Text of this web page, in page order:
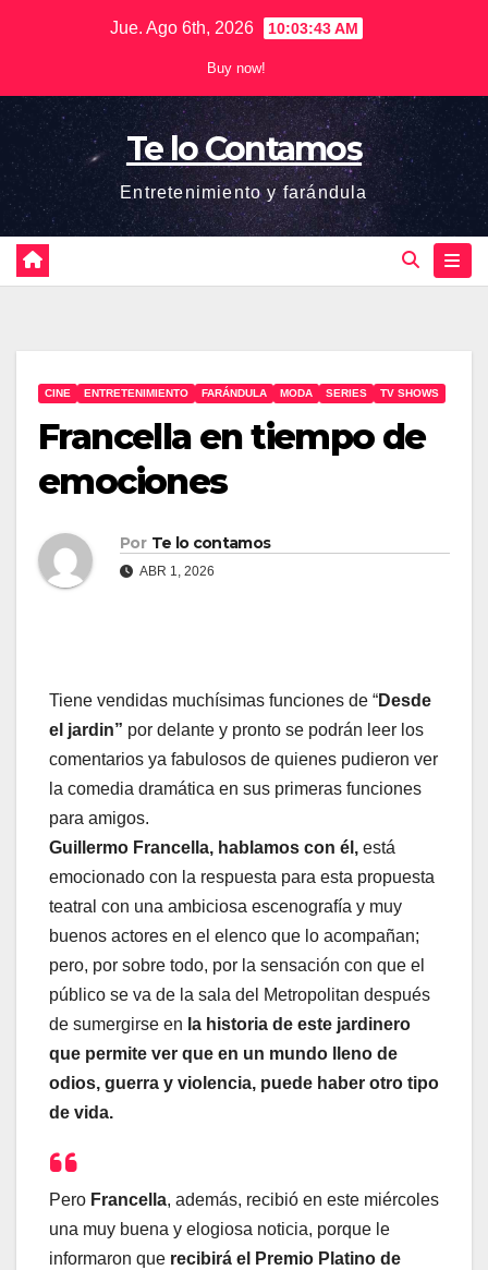
Jue. Ago 6th, 2026 10:03:44 AM
Buy now!
Te lo Contamos
Entretenimiento y farándula
CINE ENTRETENIMIENTO FARÁNDULA MODA SERIES TV SHOWS
Francella en tiempo de
emociones
Por Te lo contamos
ABR 1, 2026
Tiene vendidas muchísimas funciones de “Desde
el jardin” por delante y pronto se podrán leer los
comentarios ya fabulosos de quienes pudieron ver
la comedia dramática en sus primeras funciones
para amigos.
Guillermo Francella, hablamos con él, está
emocionado con la respuesta para esta propuesta
teatral con una ambiciosa escenografía y muy
buenos actores en el elenco que lo acompañan;
pero, por sobre todo, por la sensación con que el
público se va de la sala del Metropolitan después
de sumergirse en la historia de este jardinero
que permite ver que en un mundo lleno de
odios, guerra y violencia, puede haber otro tipo
de vida.
Pero Francella, además, recibió en este miércoles
una muy buena y elogiosa noticia, porque le
informaron que recibirá el Premio Platino de